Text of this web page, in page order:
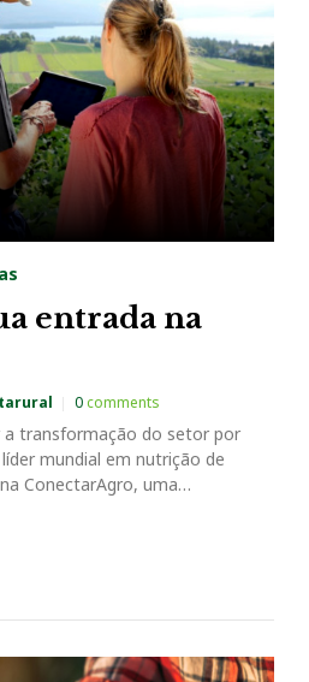
entrada na
0comments
transformação do setor por
mundial em nutrição de
ConectarAgro, uma…